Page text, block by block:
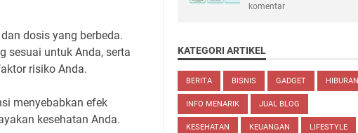
dosis yang berbeda.
sesuai untuk Anda, serta
risiko Anda.
menyebabkan efek
kesehatan Anda.
komentar
KATEGORI ARTIKEL
BERITA BISNIS GADGET HIBURAN
INFO MENARIK JUAL BLOG
KESEHATAN KEUANGAN LIFESTYLE